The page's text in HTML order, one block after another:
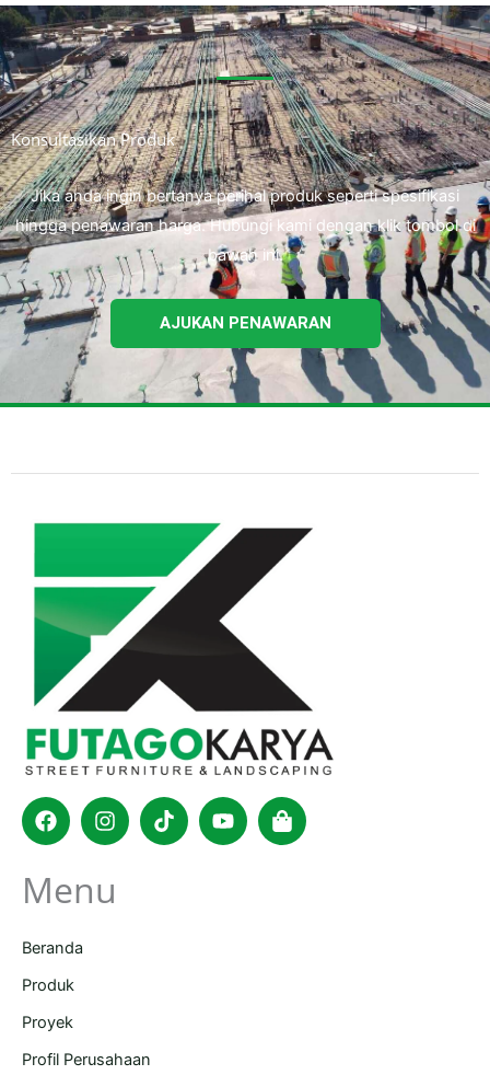
Konsultasikan Produk
Jika anda ingin bertanya perihal produk seperti spesifikasi
hingga penawaran harga. Hubungi kami dengan klik tombol di
bawah ini.
AJUKAN PENAWARAN
FacebookInstagram
TiktokYoutubeShopping-
bag
Menu
Beranda
Produk
Proyek
Profil Perusahaan